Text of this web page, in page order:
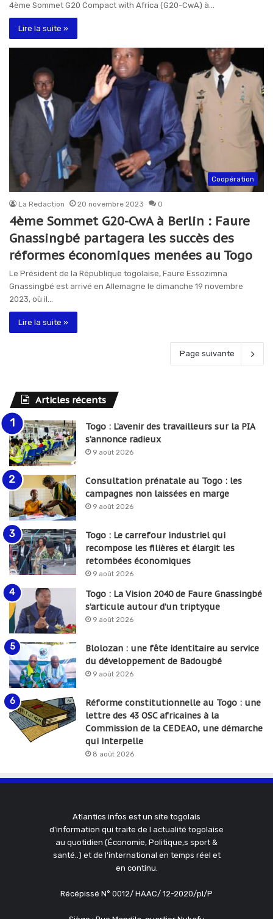
4ème Sommet G20 Compact with Africa (G20-CwA) à…
Lire la suite »
Coopération
La Redaction 20 novembre 2023 0
4ème Sommet G20-CwA à Berlin : Faure
Gnassingbé partagera les succès des
réformes économiques menées au Togo
Le Président de la République togolaise, Faure Essozimna
Gnassingbé est arrivé en Allemagne le dimanche 19 novembre
2023, où il…
Lire la suite »
Page suivante
Articles récents
Togo : L’avenir des travailleurs sur la PIA
s’annonce radieux
9 août 2026
Consultation prénatale au Togo : les
campagnes non laissées en marge
9 août 2026
Togo : Le carrefour industriel qui
recompose les filières et élargit les
retombées économiques
9 août 2026
Togo : La Vision 2040 de Faure Gnassingbé
s’articule autour d’un triptyque
9 août 2026
Blolozan : une fête identitaire au service
du développement de Badougbé
9 août 2026
Réforme constitutionnelle au Togo : une
lettre des 43 OSC africaines à la
Commission de la CEDEAO, une démarche
qui interpelle
8 août 2026
Atlantics infos est un site togolais
d'information qui traite de l actualité togolaise
au quotidien (Économie, Politique,s sport &
santé..) et de l'international en temps réel et
en continu.
Récépissé N° 0012/ HAAC/ 12-2020/pl/P